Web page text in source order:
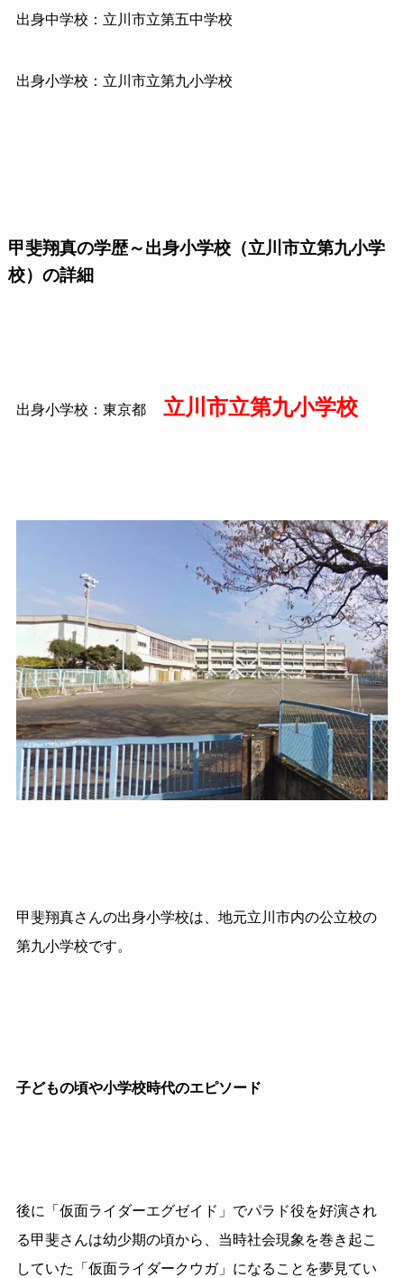
出身中学校：立川市立第五中学校
出身小学校：立川市立第九小学校
甲斐翔真の学歴～出身小学校（立川市立第九小学
校）の詳細
出身小学校：東京都 立川市立第九小学校
甲斐翔真さんの出身小学校は、地元立川市内の公立校の
第九小学校です。
子どもの頃や小学校時代のエピソード
後に「仮面ライダーエグゼイド」でパラド役を好演され
る甲斐さんは幼少期の頃から、当時社会現象を巻き起こ
していた「仮面ライダークウガ」になることを夢見てい